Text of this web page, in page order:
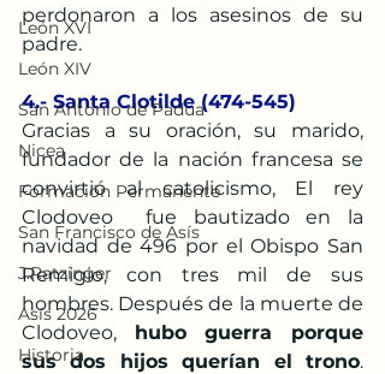
León XVI
León XIV
San Antonio de Padua
Nicea
Formación Permanente
San Francisco de Asís
J.Ratzinger
Asís 2026
Historia
perdonaron a los asesinos de su
padre.
4.- Santa Clotilde (474-545)
Gracias a su oración, su marido,
fundador de la nación francesa se
convirtió al catolicismo, El rey
Clodoveo  fue bautizado en la
navidad de 496 por el Obispo San
Remigio, con tres mil de sus
hombres. Después de la muerte de
Clodoveo, hubo guerra porque
sus dos hijos querían el trono.